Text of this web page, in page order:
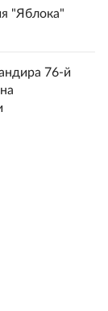
"Яблока"
76-й